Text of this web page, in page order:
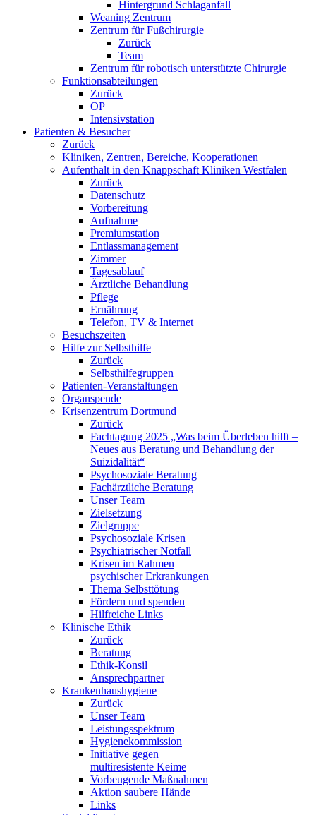
Hintergrund Schlaganfall
Weaning Zentrum
Zentrum für Fußchirurgie
Zurück
Team
Zentrum für robotisch unterstützte Chirurgie
Funktionsabteilungen
Zurück
OP
Intensivstation
Patienten & Besucher
Zurück
Kliniken, Zentren, Bereiche, Kooperationen
Aufenthalt in den Knappschaft Kliniken Westfalen
Zurück
Datenschutz
Vorbereitung
Aufnahme
Premiumstation
Entlassmanagement
Zimmer
Tagesablauf
Ärztliche Behandlung
Pflege
Ernährung
Telefon, TV & Internet
Besuchszeiten
Hilfe zur Selbsthilfe
Zurück
Selbsthilfegruppen
Patienten-Veranstaltungen
Organspende
Krisenzentrum Dortmund
Zurück
Fachtagung 2025 „Was beim Überleben hilft –
Neues aus Beratung und Behandlung der
Suizidalität“
Psychosoziale Beratung
Fachärztliche Beratung
Unser Team
Zielsetzung
Zielgruppe
Psychosoziale Krisen
Psychiatrischer Notfall
Krisen im Rahmen
psychischer Erkrankungen
Thema Selbsttötung
Fördern und spenden
Hilfreiche Links
Klinische Ethik
Zurück
Beratung
Ethik-Konsil
Ansprechpartner
Krankenhaushygiene
Zurück
Unser Team
Leistungsspektrum
Hygienekommission
Initiative gegen
multiresistente Keime
Vorbeugende Maßnahmen
Aktion saubere Hände
Links